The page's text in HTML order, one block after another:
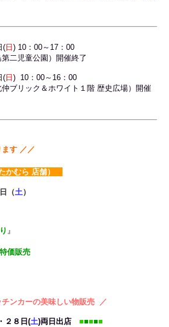
( 日 ) 10：00～17：00
第二児童公園）開催終了
( 日 ) 10：00～16：00
仲ブリック＆ホワイト１階 歴史広場） 開催
ます ／／
たかむら 店舗）
（土 ）
』
特価販売
チンカーの美味しい物販売 ／
２８日(土)両日出店 ■■■■■